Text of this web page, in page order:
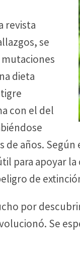
revista
se
dieta
con el del
de años.
para apoyar
de
por
Se